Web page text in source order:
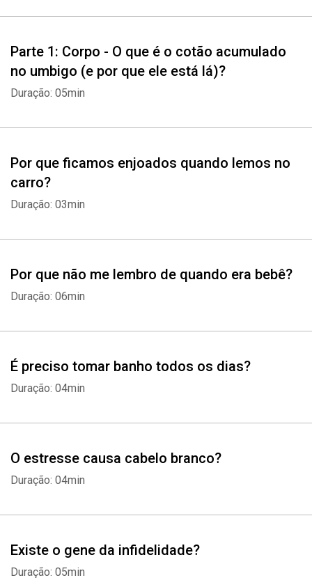
Parte 1: Corpo - O que é o cotão acumulado
no umbigo (e por que ele está lá)?
Duração: 05min
Por que ficamos enjoados quando lemos no
carro?
Duração: 03min
Por que não me lembro de quando era bebê?
Duração: 06min
É preciso tomar banho todos os dias?
Duração: 04min
O estresse causa cabelo branco?
Duração: 04min
Existe o gene da infidelidade?
Duração: 05min